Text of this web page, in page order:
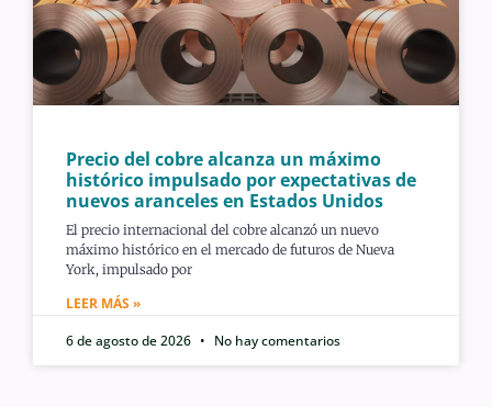
Precio del cobre alcanza un máximo
histórico impulsado por expectativas de
nuevos aranceles en Estados Unidos
El precio internacional del cobre alcanzó un nuevo
máximo histórico en el mercado de futuros de Nueva
York, impulsado por
LEER MÁS »
6 de agosto de 2026
No hay comentarios